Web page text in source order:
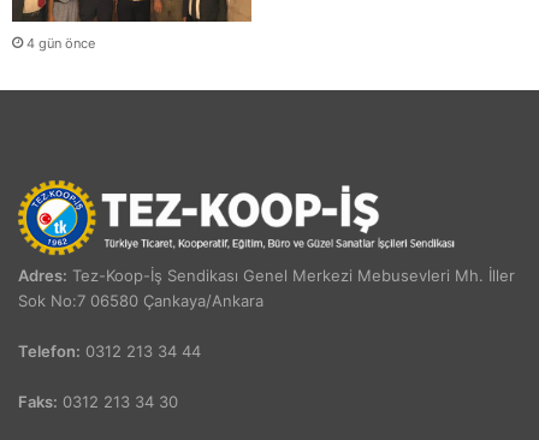
4 gün önce
Adres: Tez-Koop-İş Sendikası Genel Merkezi Mebusevleri Mh. İller
Sok No:7 06580 Çankaya/Ankara
Telefon: 0312 213 34 44
Faks: 0312 213 34 30